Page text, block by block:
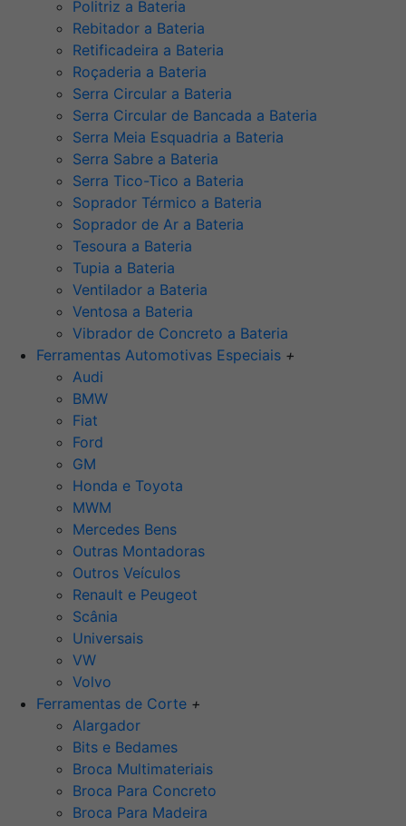
Politriz a Bateria
Rebitador a Bateria
Retificadeira a Bateria
Roçaderia a Bateria
Serra Circular a Bateria
Serra Circular de Bancada a Bateria
Serra Meia Esquadria a Bateria
Serra Sabre a Bateria
Serra Tico-Tico a Bateria
Soprador Térmico a Bateria
Soprador de Ar a Bateria
Tesoura a Bateria
Tupia a Bateria
Ventilador a Bateria
Ventosa a Bateria
Vibrador de Concreto a Bateria
Ferramentas Automotivas Especiais +
Audi
BMW
Fiat
Ford
GM
Honda e Toyota
MWM
Mercedes Bens
Outras Montadoras
Outros Veículos
Renault e Peugeot
Scânia
Universais
VW
Volvo
Ferramentas de Corte +
Alargador
Bits e Bedames
Broca Multimateriais
Broca Para Concreto
Broca Para Madeira